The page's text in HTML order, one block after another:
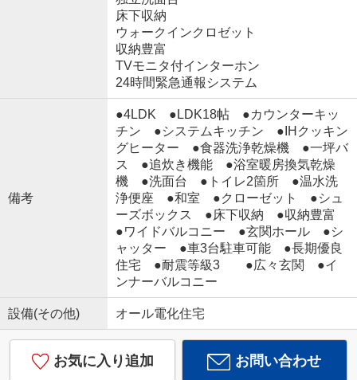
床下収納
ウォークインクロゼット
収納豊富
TVモニタ付インターホン
24時間緊急通報システム
備考
●4LDK ●LDK18帖 ●カウンターキッ
チン ●システムキッチン ●IHクッキン
グヒーター ●食器洗浄乾燥機 ●一坪バ
ス ●追炊き機能 ●浴室暖房換気乾燥
機 ●洗面台 ●トイレ2箇所 ●温水洗
浄便座 ●和室 ●クローゼット ●シュ
ーズボックス ●床下収納 ●収納豊富
●ワイドバルコニー ●玄関ホール ●シ
ャッター ●車3台駐車可能 ●長期優良
住宅 ●耐震等級3 ●広々玄関 ●イ
ンナーバルコニー
設備(その他) オール電化住宅
お気に入り追加 お問い合わせ